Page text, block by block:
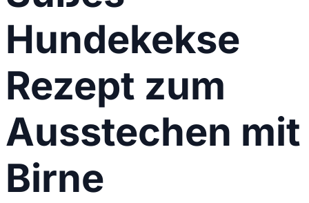
Hundekekse
Rezept zum
Ausstechen mit
Birne